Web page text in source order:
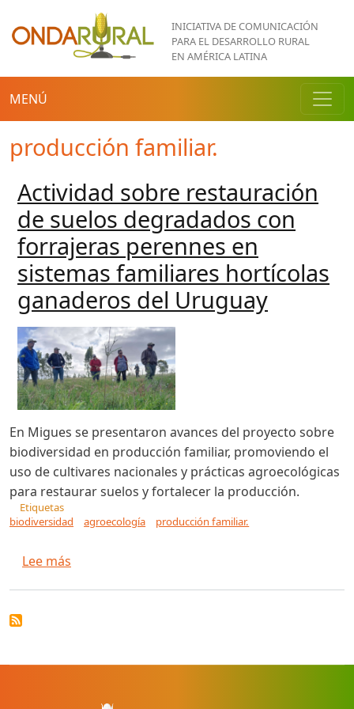
Pasar al contenido principal
INICIATIVA DE COMUNICACIÓN
PARA EL DESARROLLO RURAL
EN AMÉRICA LATINA
MENÚ
producción familiar.
Actividad sobre restauración
de suelos degradados con
forrajeras perennes en
sistemas familiares hortícolas
ganaderos del Uruguay
En Migues se presentaron avances del proyecto sobre
biodiversidad en producción familiar, promoviendo el
uso de cultivares nacionales y prácticas agroecológicas
para restaurar suelos y fortalecer la producción.
Etiquetas
biodiversidad
agroecología producción familiar.
Lee más